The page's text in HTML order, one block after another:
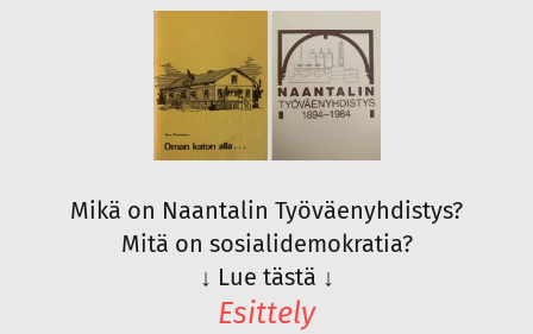
Mikä on Naantalin Työväenyhdistys?
Mitä on sosialidemokratia?
↓ Lue tästä ↓
Esittely